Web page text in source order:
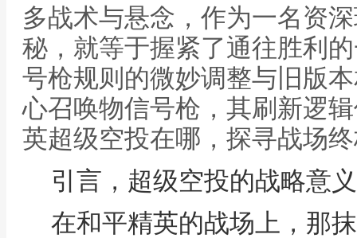
多战术与悬念，作为一名资
秘，就等于握紧了通往胜利
号枪规则的微妙调整与旧版
心召唤物信号枪，其刷新逻
英超级空投在哪，探寻战场
引言，超级空投的战略意义
在和平精英的战场上，那